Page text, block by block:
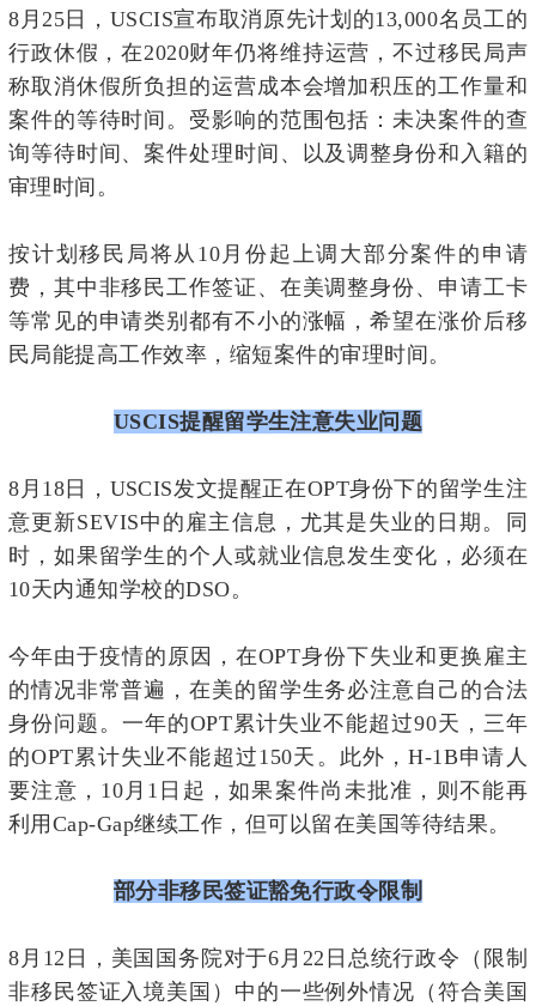
8月25日，USCIS宣布取消原先计划的13,000名员工的
行政休假，在2020财年仍将维持运营，不过移民局声
称取消休假所负担的运营成本会增加积压的工作量和
案件的等待时间。受影响的范围包括：未决案件的查
询等待时间、案件处理时间、以及调整身份和入籍的
审理时间。
按计划移民局将从10月份起上调大部分案件的申请
费，其中非移民工作签证、在美调整身份、申请工卡
等常见的申请类别都有不小的涨幅，希望在涨价后移
民局能提高工作效率，缩短案件的审理时间。
USCIS提醒留学生注意失业问题
8月18日，USCIS发文提醒正在OPT身份下的留学生注
意更新SEVIS中的雇主信息，尤其是失业的日期。同
时，如果留学生的个人或就业信息发生变化，必须在
10天内通知学校的DSO。
今年由于疫情的原因，在OPT身份下失业和更换雇主
的情况非常普遍，在美的留学生务必注意自己的合法
身份问题。一年的OPT累计失业不能超过90天，三年
的OPT累计失业不能超过150天。此外，H-1B申请人
要注意，10月1日起，如果案件尚未批准，则不能再
利用Cap-Gap继续工作，但可以留在美国等待结果。
部分非移民签证豁免行政令限制
8月12日，美国国务院对于6月22日总统行政令（限制
非移民签证入境美国）中的一些例外情况（符合美国